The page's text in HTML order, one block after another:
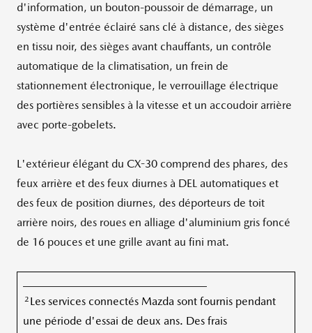
d'information, un bouton-poussoir de démarrage, un
système d'entrée éclairé sans clé à distance, des sièges
en tissu noir, des sièges avant chauffants, un contrôle
automatique de la climatisation, un frein de
stationnement électronique, le verrouillage électrique
des portières sensibles à la vitesse et un accoudoir arrière
avec porte-gobelets.
L'extérieur élégant du CX-30 comprend des phares, des
feux arrière et des feux diurnes à DEL automatiques et
des feux de position diurnes, des déporteurs de toit
arrière noirs, des roues en alliage d'aluminium gris foncé
de 16 pouces et une grille avant au fini mat.
2Les services connectés Mazda sont fournis pendant
une période d'essai de deux ans. Des frais